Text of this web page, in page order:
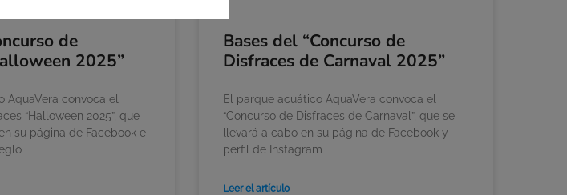
de
2025”
AquaVera convoca el
“Halloween 2025”, que
su página de Facebook e
Bases del “Concurso de
Disfraces de Carnaval 2025”
El parque acuático AquaVera convoca el
“Concurso de Disfraces de Carnaval”, que se
llevará a cabo en su página de Facebook y
perfil de Instagram
Leer el artículo